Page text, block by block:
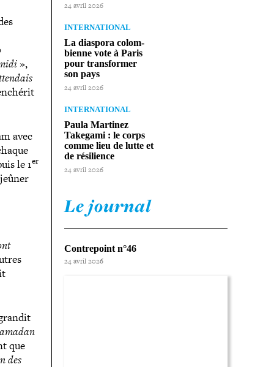
»,
avec
le 1er
que
des
24 avril 2026
INTERNATIONAL
La diaspora colom­
bienne vote à Paris
pour trans­for­mer
son pays
24 avril 2026
INTERNATIONAL
Paula Martinez
Takegami : le corps
comme lieu de lutte et
de résilience
24 avril 2026
Le journal
Contrepoint n°46
24 avril 2026